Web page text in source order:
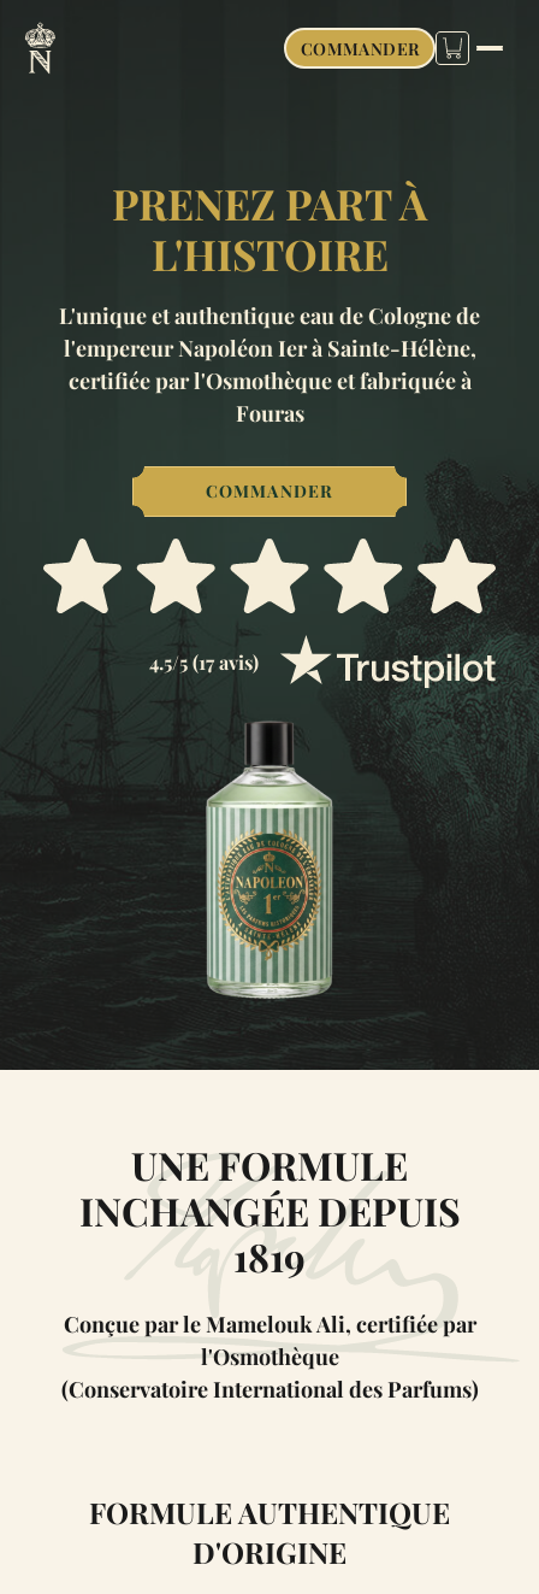
COMMANDER
PRENEZ PART À
L'HISTOIRE
L'unique et authentique eau de Cologne de
l'empereur Napoléon Ier à Sainte-Hélène,
certifiée par l'Osmothèque et fabriquée à
Fouras
COMMANDER
4.5/5 (17 avis)
UNE FORMULE
INCHANGÉE DEPUIS
1819
Conçue par le Mamelouk Ali, certifiée par
l'Osmothèque
(Conservatoire International des Parfums)
FORMULE AUTHENTIQUE
D'ORIGINE